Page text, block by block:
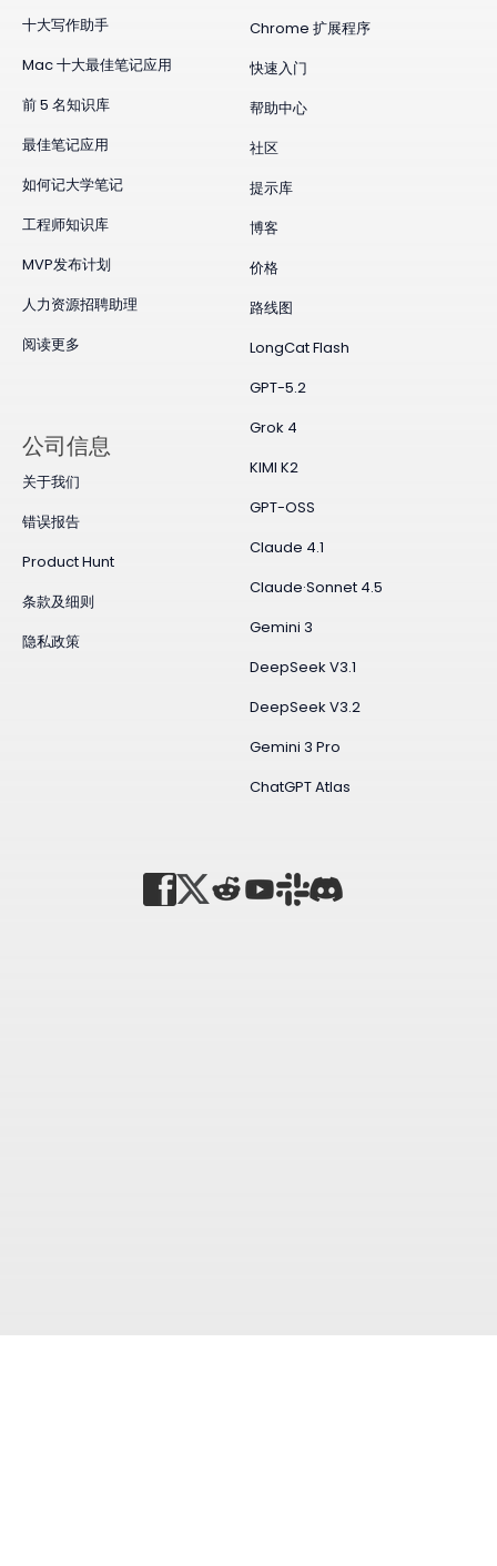
十大写作助手
Mac 十大最佳笔记应用
前 5 名知识库
最佳笔记应用
如何记大学笔记
工程师知识库
MVP发布计划
人力资源招聘助理
阅读更多
Chrome 扩展程序
快速入门
帮助中心
社区
提示库
博客
价格
路线图
LongCat Flash
GPT-5.2
Grok 4
KIMI K2
GPT-OSS
Claude 4.1
Claude·Sonnet 4.5
Gemini 3
DeepSeek V3.1
DeepSeek V3.2
Gemini 3 Pro
ChatGPT Atlas
公司信息
关于我们
错误报告
Product Hunt
条款及细则
隐私政策